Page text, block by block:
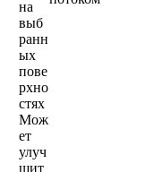
на
выб
ранн
ых
пове
рхно
стях
Мож
ет
улуч
шит